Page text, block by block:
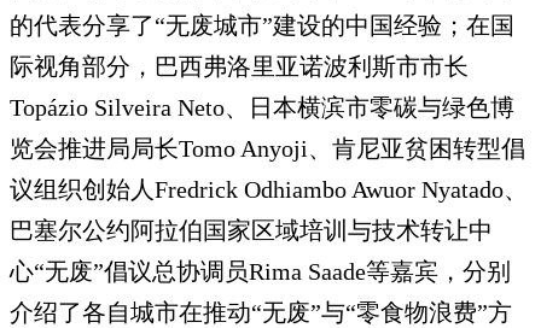
的代表分享了“无废城市”建设的中国经验；在国
际视角部分，巴西弗洛里亚诺波利斯市市长
Topázio Silveira Neto、日本横滨市零碳与绿色博
览会推进局局长Tomo Anyoji、肯尼亚贫困转型倡
议组织创始人Fredrick Odhiambo Awuor Nyatado、
巴塞尔公约阿拉伯国家区域培训与技术转让中
心“无废”倡议总协调员Rima Saade等嘉宾，分别
介绍了各自城市在推动“无废”与“零食物浪费”方